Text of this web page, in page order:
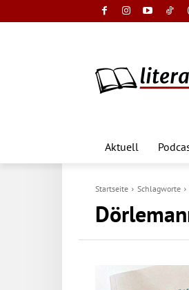
Aktuell
Startseite Schlagworte